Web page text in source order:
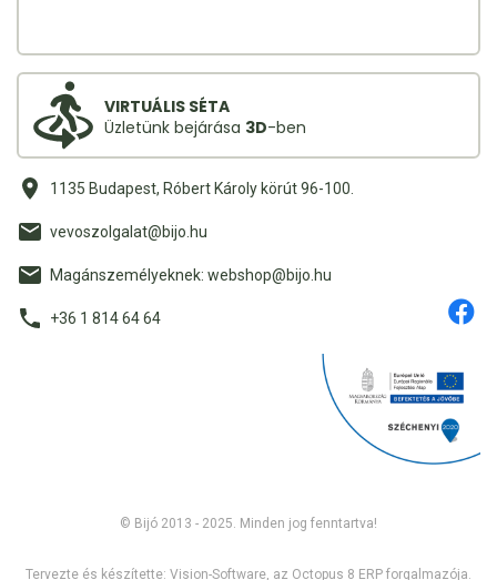
VIRTUÁLIS SÉTA
Üzletünk bejárása 3D-ben
1135 Budapest, Róbert Károly körút 96-100.
vevoszolgalat@bijo.hu
Magánszemélyeknek: webshop@bijo.hu
+36 1 814 64 64
Tervezte és készítette: Vision-Software, az Octopus 8 ERP forgalmazója.
© Bijó 2013 - 2025. Minden jog fenntartva!